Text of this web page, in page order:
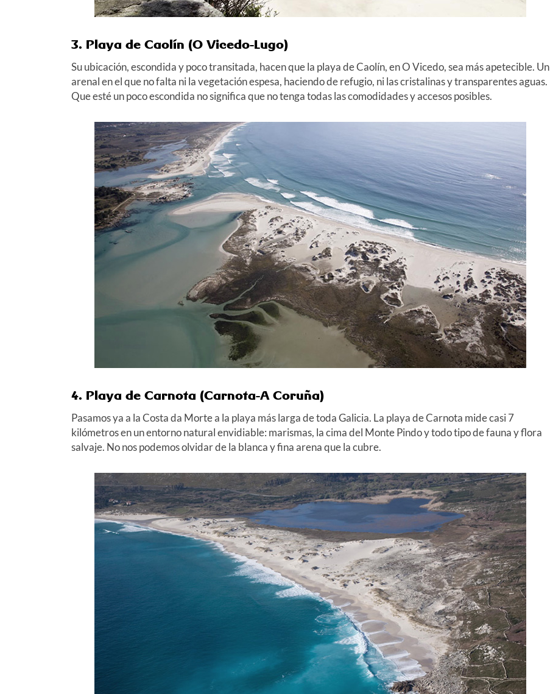
3. Playa de Caolín (O Vicedo-Lugo)
Su ubicación, escondida y poco transitada, hacen que la playa de Caolín, en O Vicedo, sea más apetecible. Un
arenal en el que no falta ni la vegetación espesa, haciendo de refugio, ni las cristalinas y transparentes aguas.
Que esté un poco escondida no significa que no tenga todas las comodidades y accesos posibles.
4. Playa de Carnota (Carnota-A Coruña)
Pasamos ya a la Costa da Morte a la playa más larga de toda Galicia. La playa de Carnota mide casi 7
kilómetros en un entorno natural envidiable: marismas, la cima del Monte Pindo y todo tipo de fauna y flora
salvaje. No nos podemos olvidar de la blanca y fina arena que la cubre.